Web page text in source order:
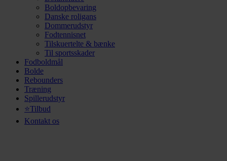
Boldopbevaring
Danske roligans
Dommerudstyr
Fodtennisnet
Tilskuertelte & bænke
Til sportsskader
Fodboldmål
Bolde
Rebounders
Træning
Spillerudstyr
⭐Tilbud
Kontakt os